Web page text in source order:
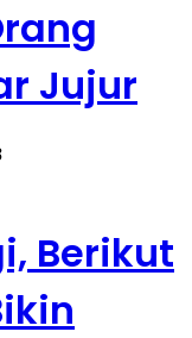
Jujur
Berikut